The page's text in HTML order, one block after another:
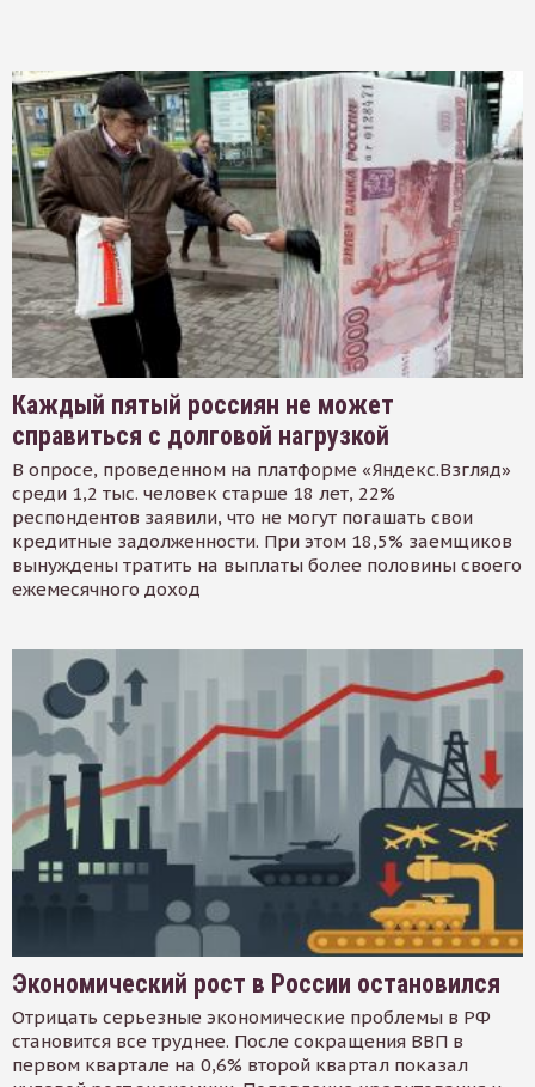
Каждый пятый россиян не может
справиться с долговой нагрузкой
В опросе, проведенном на платформе «Яндекс.Взгляд»
среди 1,2 тыс. человек старше 18 лет, 22%
респондентов заявили, что не могут погашать свои
кредитные задолженности. При этом 18,5% заемщиков
вынуждены тратить на выплаты более половины своего
ежемесячного доход
Экономический рост в России остановился
Отрицать серьезные экономические проблемы в РФ
становится все труднее. После сокращения ВВП в
первом квартале на 0,6% второй квартал показал